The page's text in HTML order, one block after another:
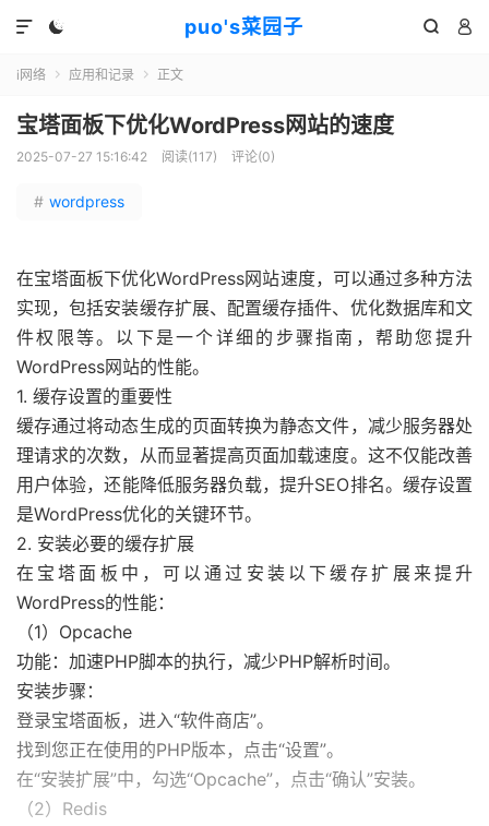
puo's菜园子
  

i网络  应用和记录  正文
宝塔面板下优化WordPress网站的速度
2025-07-27 15:16:42 阅读(117) 评论(0)
# wordpress
在宝塔面板下优化WordPress网站速度，可以通过多种方法
实现，包括安装缓存扩展、配置缓存插件、优化数据库和文
件权限等。以下是一个详细的步骤指南，帮助您提升
WordPress网站的性能。
1. 缓存设置的重要性
缓存通过将动态生成的页面转换为静态文件，减少服务器处
理请求的次数，从而显著提高页面加载速度。这不仅能改善
用户体验，还能降低服务器负载，提升SEO排名。缓存设置
是WordPress优化的关键环节。
2. 安装必要的缓存扩展
在宝塔面板中，可以通过安装以下缓存扩展来提升
WordPress的性能：
（1）Opcache
功能：加速PHP脚本的执行，减少PHP解析时间。
安装步骤：
登录宝塔面板，进入“软件商店”。
找到您正在使用的PHP版本，点击“设置”。
在“安装扩展”中，勾选“Opcache”，点击“确认”安装。
（2）Redis